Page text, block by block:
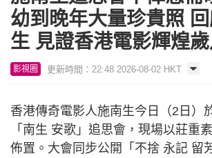
幼到晚年大量珍貴照
生 見證香港電影輝煌歲
影視圈 更新時間：22:48 2026-08-02 HKT
香港傳奇電影人施南生今日（2日）
「南生 安歌」追思會，現場以莊重
佈置。大會同步公開「不捨 永記 留